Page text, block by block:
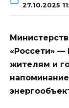
27.10.2025
«Россети»
жителям и